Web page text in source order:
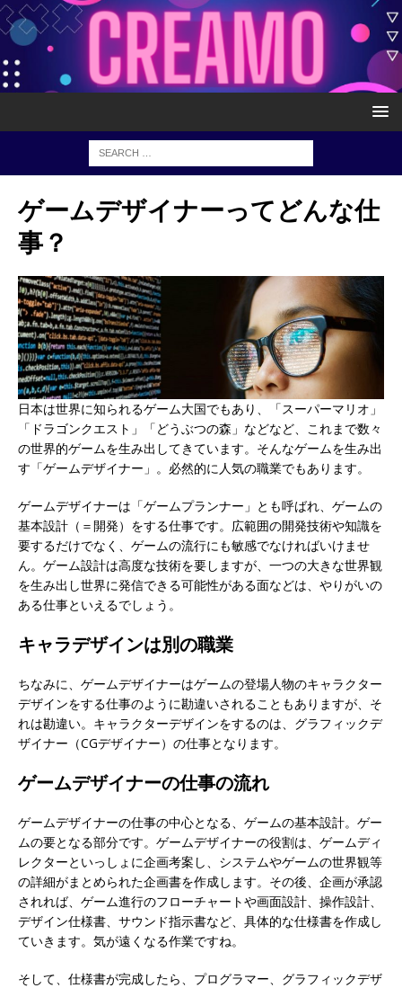
ゲームデザイナーってどんな仕
事？
日本は世界に知られるゲーム大国でもあり、「スーパーマリオ」
「ドラゴンクエスト」「どうぶつの森」などなど、これまで数々
の世界的ゲームを生み出してきています。そんなゲームを生み出
す「ゲームデザイナー」。必然的に人気の職業でもあります。
ゲームデザイナーは「ゲームプランナー」とも呼ばれ、ゲームの
基本設計（＝開発）をする仕事です。広範囲の開発技術や知識を
要するだけでなく、ゲームの流行にも敏感でなければいけませ
ん。ゲーム設計は高度な技術を要しますが、一つの大きな世界観
を生み出し世界に発信できる可能性がある面などは、やりがいの
ある仕事といえるでしょう。
キャラデザインは別の職業
ちなみに、ゲームデザイナーはゲームの登場人物のキャラクター
デザインをする仕事のように勘違いされることもありますが、そ
れは勘違い。キャラクターデザインをするのは、グラフィックデ
ザイナー（CGデザイナー）の仕事となります。
ゲームデザイナーの仕事の流れ
ゲームデザイナーの仕事の中心となる、ゲームの基本設計。ゲー
ムの要となる部分です。ゲームデザイナーの役割は、ゲームディ
レクターといっしょに企画考案し、システムやゲームの世界観等
の詳細がまとめられた企画書を作成します。その後、企画が承認
されれば、ゲーム進行のフローチャートや画面設計、操作設計、
デザイン仕様書、サウンド指示書など、具体的な仕様書を作成し
ていきます。気が遠くなる作業ですね。
そして、仕様書が完成したら、プログラマー、グラフィックデザ